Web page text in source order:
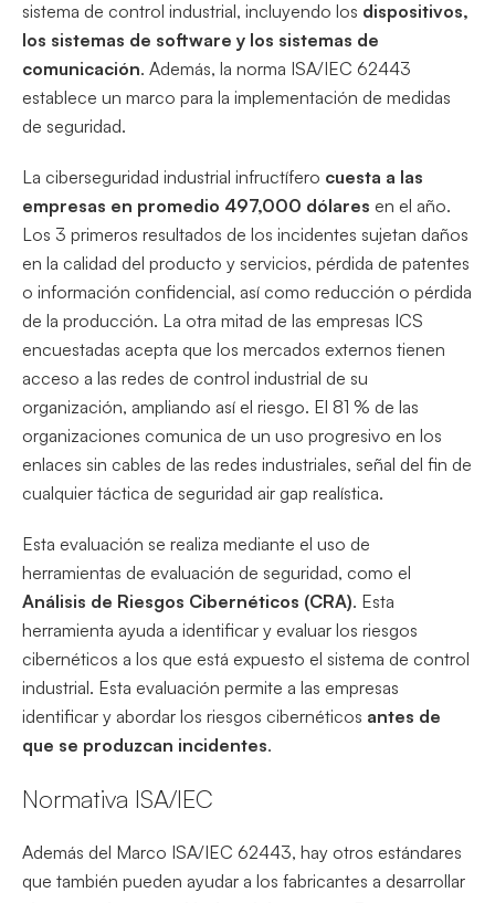
sistema de control industrial, incluyendo los dispositivos,
los sistemas de software y los sistemas de
comunicación. Además, la norma ISA/IEC 62443
establece un marco para la implementación de medidas
de seguridad.
La ciberseguridad industrial infructífero cuesta a las
empresas en promedio 497,000 dólares en el año.
Los 3 primeros resultados de los incidentes sujetan daños
en la calidad del producto y servicios, pérdida de patentes
o información confidencial, así como reducción o pérdida
de la producción. La otra mitad de las empresas ICS
encuestadas acepta que los mercados externos tienen
acceso a las redes de control industrial de su
organización, ampliando así el riesgo. El 81 % de las
organizaciones comunica de un uso progresivo en los
enlaces sin cables de las redes industriales, señal del fin de
cualquier táctica de seguridad air gap realística.
Esta evaluación se realiza mediante el uso de
herramientas de evaluación de seguridad, como el
Análisis de Riesgos Cibernéticos (CRA). Esta
herramienta ayuda a identificar y evaluar los riesgos
cibernéticos a los que está expuesto el sistema de control
industrial. Esta evaluación permite a las empresas
identificar y abordar los riesgos cibernéticos antes de
que se produzcan incidentes.
Normativa ISA/IEC
Además del Marco ISA/IEC 62443, hay otros estándares
que también pueden ayudar a los fabricantes a desarrollar